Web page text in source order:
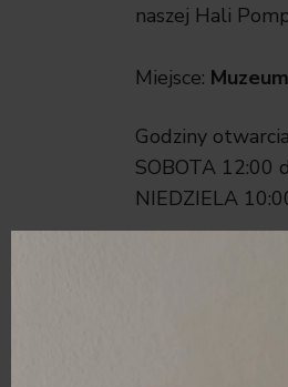
naszej Hali
Miejsce:
Godziny
SOBOTA 12:00
NIEDZIELA